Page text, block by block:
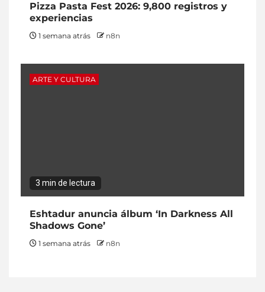
Pizza Pasta Fest 2026: 9,800 registros y
experiencias
1 semana atrás n8n
ARTE Y CULTURA
3 min de lectura
Eshtadur anuncia álbum ‘In Darkness All
Shadows Gone’
1 semana atrás n8n